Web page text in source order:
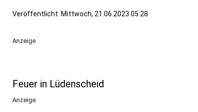
Veröffentlicht: Mittwoch, 21.06.2023 05:28
Anzeige
Feuer in Lüdenscheid
Anzeige